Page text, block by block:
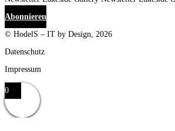
Abonnieren
© HodelS – IT by Design, 2026
Datenschutz
Impressum
0